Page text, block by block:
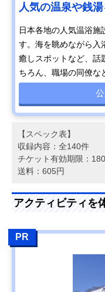
人気の温泉や銭
日本各地の人気温浴施
す。海を眺めながら入
癒しスポットなど、話
ちろん、職場の同僚な
【スペック表】
収録内容：全140件
チケット有効期限：
送料：605円
アクティビティを
PR